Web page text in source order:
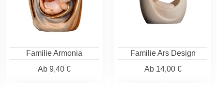
Familie Armonia
Ab 9,40 €
Familie Ars Design
Ab14,00 €